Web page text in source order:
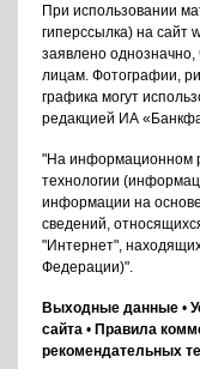
При использовании
гиперссылка) на сайт
заявлено
лицам. Фотографии,
графика могут
редакцией ИА
"На информационном
технологии
информации на
сведений,
"Интернет",
Федерации)".
Выходные данные •
сайта • Правила
рекомендательных